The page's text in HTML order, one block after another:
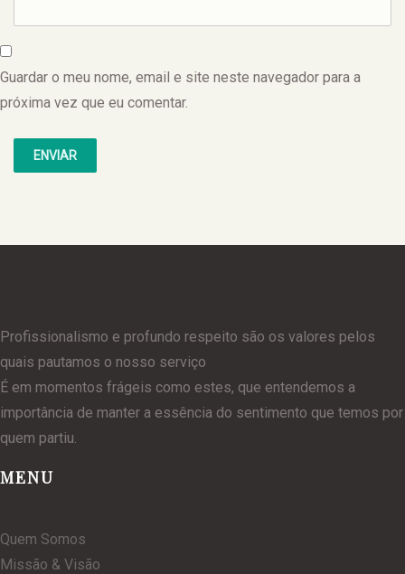
Guardar o meu nome, email e site neste navegador para a
próxima vez que eu comentar.
Profissionalismo e profundo respeito são os valores pelos
quais pautamos o nosso serviço
É em momentos frágeis como estes, que entendemos a
importância de manter a essência do sentimento que temos por
quem partiu.
MENU
Quem Somos
Missão & Visão